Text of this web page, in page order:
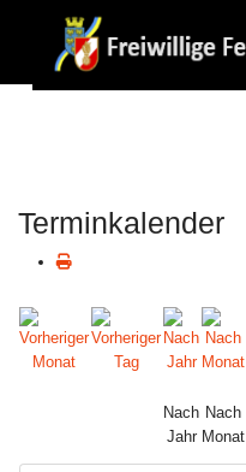
Terminkalender
Nach
Jahr
Nach
Monat